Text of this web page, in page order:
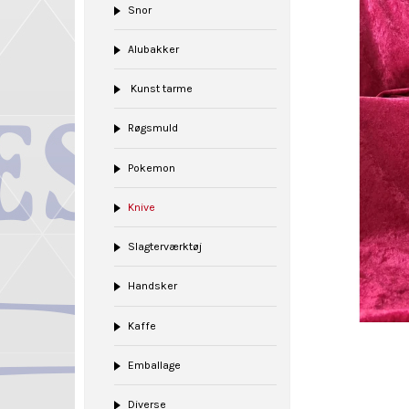
Snor
Alubakker
Kunst tarme
Røgsmuld
Pokemon
Knive
Slagterværktøj
Handsker
Kaffe
Emballage
Diverse